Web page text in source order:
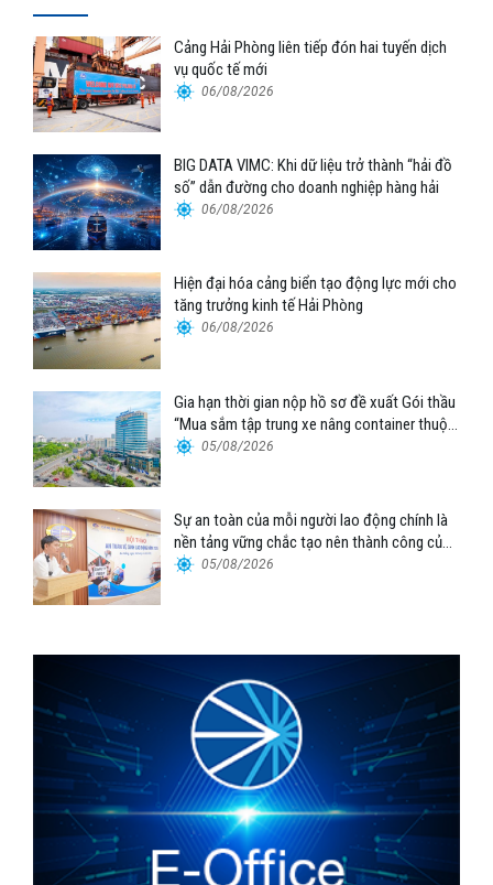
Cảng Hải Phòng liên tiếp đón hai tuyến dịch
vụ quốc tế mới
06/08/2026
BIG DATA VIMC: Khi dữ liệu trở thành “hải đồ
số” dẫn đường cho doanh nghiệp hàng hải
06/08/2026
Hiện đại hóa cảng biển tạo động lực mới cho
tăng trưởng kinh tế Hải Phòng
06/08/2026
Gia hạn thời gian nộp hồ sơ đề xuất Gói thầu
“Mua sắm tập trung xe nâng container thuộc
Tổng công ty Hàng hải Việt Nam – CTCP”
05/08/2026
Sự an toàn của mỗi người lao động chính là
nền tảng vững chắc tạo nên thành công của
Cảng Đà Nẵng
05/08/2026